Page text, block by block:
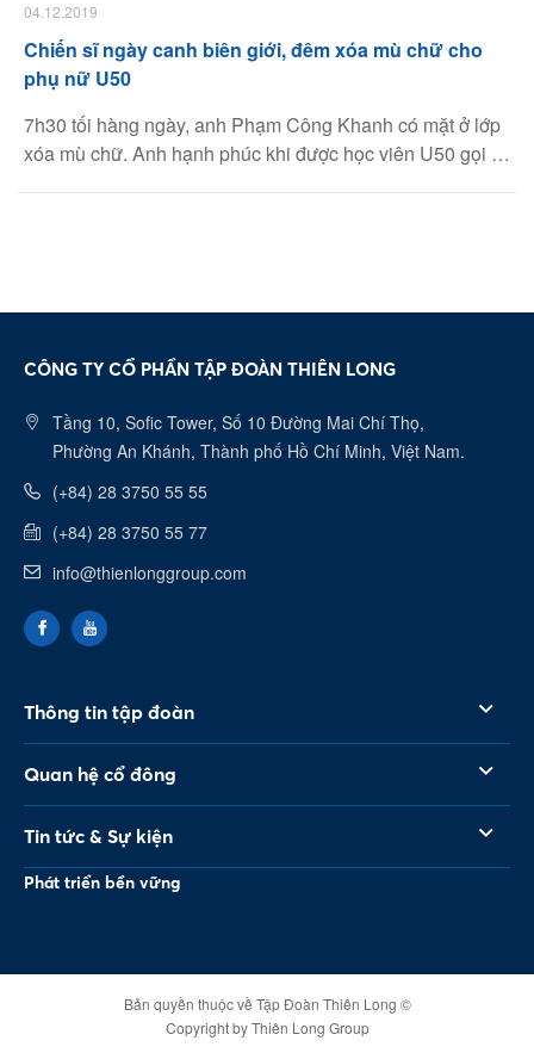
04.12.2019
Chiến sĩ ngày canh biên giới, đêm xóa mù chữ cho
phụ nữ U50
7h30 tối hàng ngày, anh Phạm Công Khanh có mặt ở lớp
xóa mù chữ. Anh hạnh phúc khi được học viên U50 gọi là
CÔNG TY CỔ PHẦN TẬP ĐOÀN THIÊN LONG
Tầng 10, Sofic Tower, Số 10 Đường Mai Chí Thọ,
Phường An Khánh, Thành phố Hồ Chí Minh, Việt Nam.
(+84) 28 3750 55 55
(+84) 28 3750 55 77
info@thienlonggroup.com
Thông tin tập đoàn
Quan hệ cổ đông
Tin tức & Sự kiện
Phát triển bền vững
Bản quyền thuộc về Tập Đoàn Thiên Long ©
Copyright by Thiên Long Group